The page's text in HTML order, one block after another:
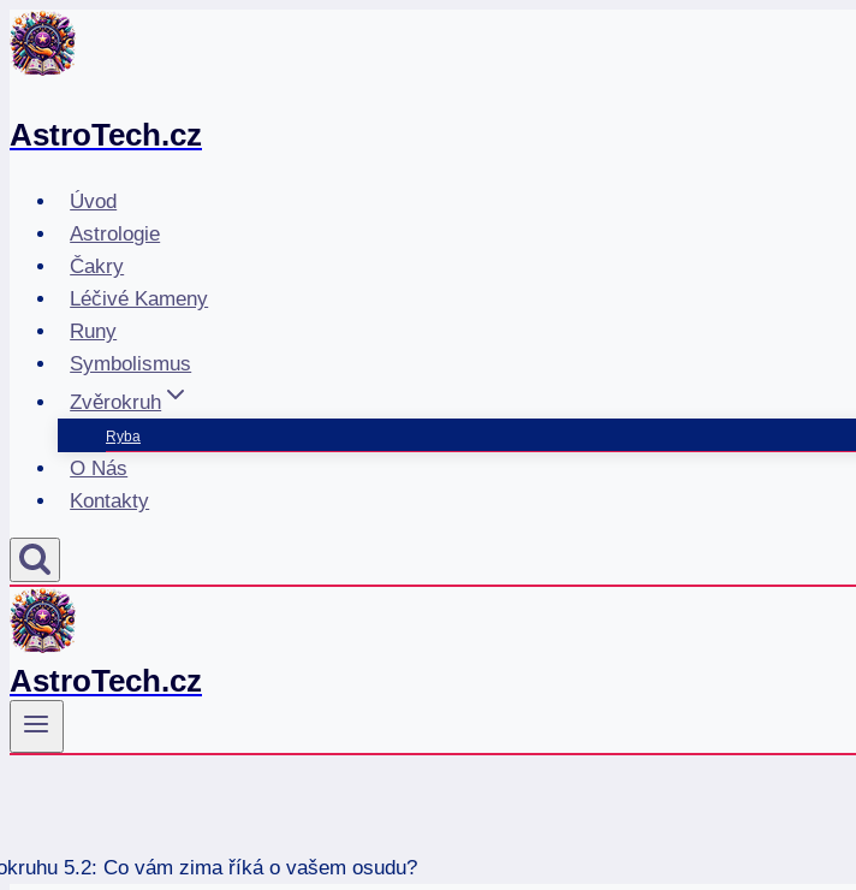
Přeskočit
na
AstroTech.cz
Úvod
Astrologie
Čakry
Léčivé Kameny
Runy
Symbolismus
Zvěrokruh
Ryba
O Nás
Kontakty
AstroTech.cz